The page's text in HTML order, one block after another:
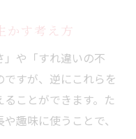
かす考え方
や「すれ違いの不
すが、逆にこれらを
ことができます。た
趣味に使うことで、